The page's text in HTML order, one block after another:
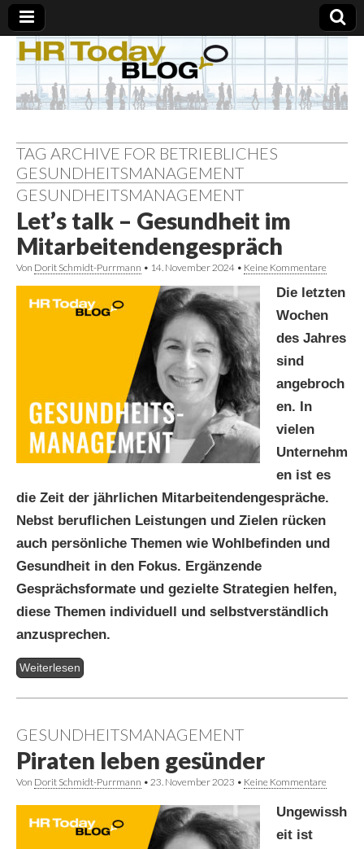
TAG ARCHIVE FOR BETRIEBLICHES
GESUNDHEITSMANAGEMENT
GESUNDHEITSMANAGEMENT
Let’s talk – Gesundheit im
Mitarbeitendengespräch
Von Dorit Schmidt-Purrmann • 14. November 2024 • Keine Kommentare
Die letzten
Wochen
des Jahres
sind
angebroch
en. In
vielen
Unternehm
en ist es
die Zeit der jährlichen Mitarbeitendengespräche.
Nebst beruflichen Leistungen und Zielen rücken
auch persönliche Themen wie Wohlbefinden und
Gesundheit in den Fokus. Ergänzende
Gesprächsformate und gezielte Strategien helfen,
diese Themen individuell und selbstverständlich
anzusprechen.
Weiterlesen
GESUNDHEITSMANAGEMENT
Piraten leben gesünder
Von Dorit Schmidt-Purrmann • 23. November 2023 • Keine Kommentare
Ungewissh
eit ist